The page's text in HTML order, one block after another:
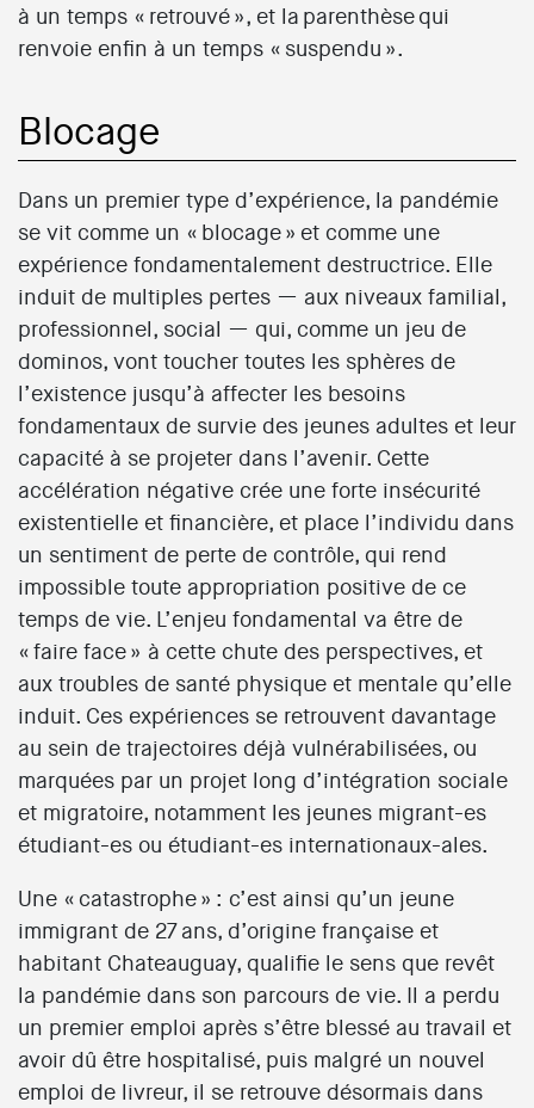
à un temps « retrouvé », et la parenthèse qui
renvoie enfin à un temps « suspendu ».
Blocage
Dans un premier type d’expérience, la pandémie
se vit comme un « blocage » et comme une
expérience fondamentalement destructrice. Elle
induit de multiples pertes — aux niveaux familial,
professionnel, social — qui, comme un jeu de
dominos, vont toucher toutes les sphères de
l’existence jusqu’à affecter les besoins
fondamentaux de survie des jeunes adultes et leur
capacité à se projeter dans l’avenir. Cette
accélération négative crée une forte insécurité
existentielle et financière, et place l’individu dans
un sentiment de perte de contrôle, qui rend
impossible toute appropriation positive de ce
temps de vie. L’enjeu fondamental va être de
« faire face » à cette chute des perspectives, et
aux troubles de santé physique et mentale qu’elle
induit. Ces expériences se retrouvent davantage
au sein de trajectoires déjà vulnérabilisées, ou
marquées par un projet long d’intégration sociale
et migratoire, notamment les jeunes migrant-es
étudiant-es ou étudiant-es internationaux-ales.
Une « catastrophe » : c’est ainsi qu’un jeune
immigrant de 27 ans, d’origine française et
habitant Chateauguay, qualifie le sens que revêt
la pandémie dans son parcours de vie. Il a perdu
un premier emploi après s’être blessé au travail et
avoir dû être hospitalisé, puis malgré un nouvel
emploi de livreur, il se retrouve désormais dans